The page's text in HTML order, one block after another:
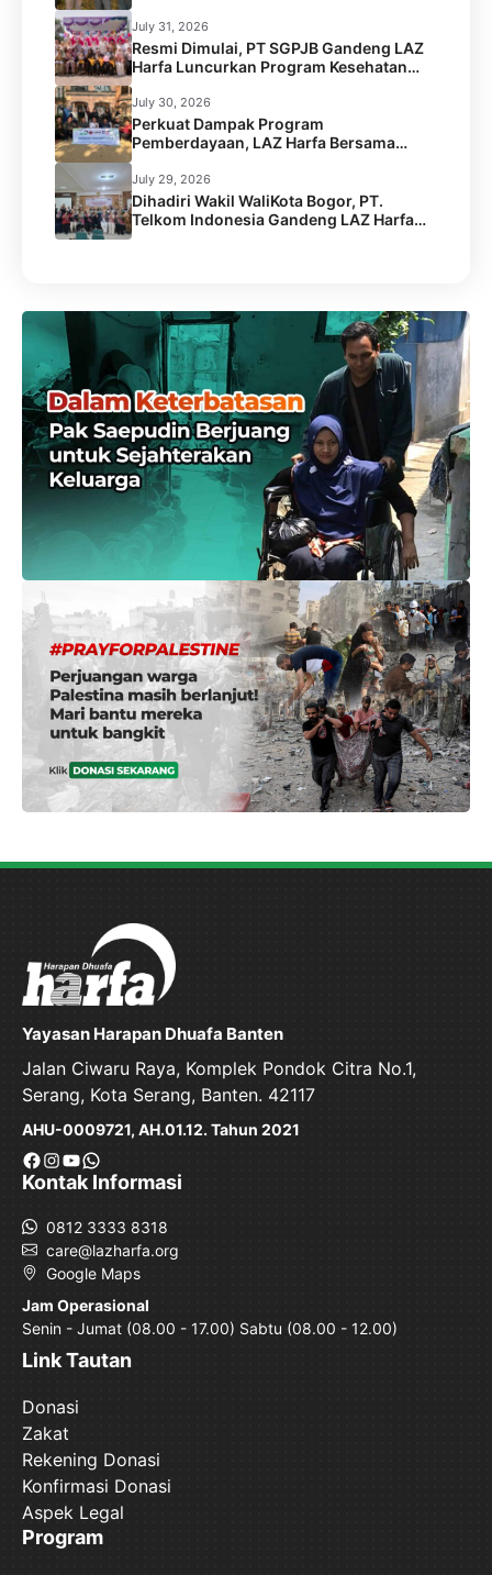
Banten Salurkan Bantuan 1.000 Bibit
Pohon Mangrove melalui LAZ Harfa
July 31, 2026
Resmi Dimulai, PT SGPJB Gandeng LAZ
Harfa Luncurkan Program Kesehatan
SEGA KEBUL di 2 Desa Kabupaten
Serang
July 30, 2026
Perkuat Dampak Program
Pemberdayaan, LAZ Harfa Bersama
Caritas Australia dan Australian Aid
Gelar Capacity Building Staf
July 29, 2026
Dihadiri Wakil WaliKota Bogor, PT.
Telkom Indonesia Gandeng LAZ Harfa
Gelar Kick Off Meeting Program
Yayasan Harapan Dhuafa Banten
Jalan Ciwaru Raya, Komplek Pondok Citra No.1,
Serang, Kota Serang, Banten. 42117
AHU-0009721, AH.01.12. Tahun 2021
Facebook
Instagram
YouTube
WhatsApp
Kontak Informasi
0812 3333 8318
care@lazharfa.org
Google Maps
Jam Operasional
Senin - Jumat (08.00 - 17.00) Sabtu (08.00 - 12.00)
Link Tautan
Donasi
Zakat
Rekening Donasi
Konfirmasi Donasi
Aspek Legal
Program